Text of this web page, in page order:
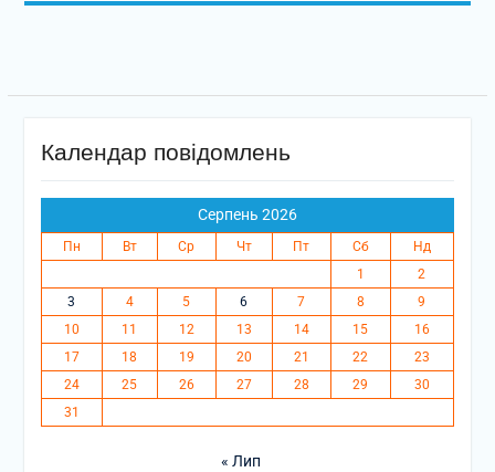
Календар повідомлень
Серпень 2026
Пн Вт Ср Чт Пт Сб
Нд
1
2
3
4 5 6 7 8
9
10
11 12 13 14 15
16
17
18 19 20 21 22
23
24
25 26 27 28 29
30
31
« Лип